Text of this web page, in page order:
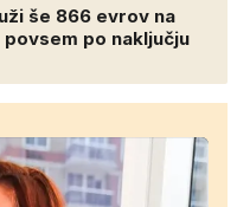
še 866 evrov na
po naključju